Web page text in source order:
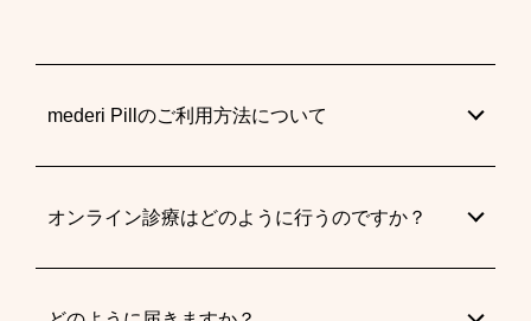
mederi Pillのご利用方法について
オンライン診療はどのように行うのですか？